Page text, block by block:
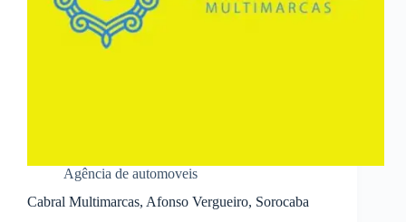
Agência de automoveis
Cabral Multimarcas, Afonso Vergueiro, Sorocaba